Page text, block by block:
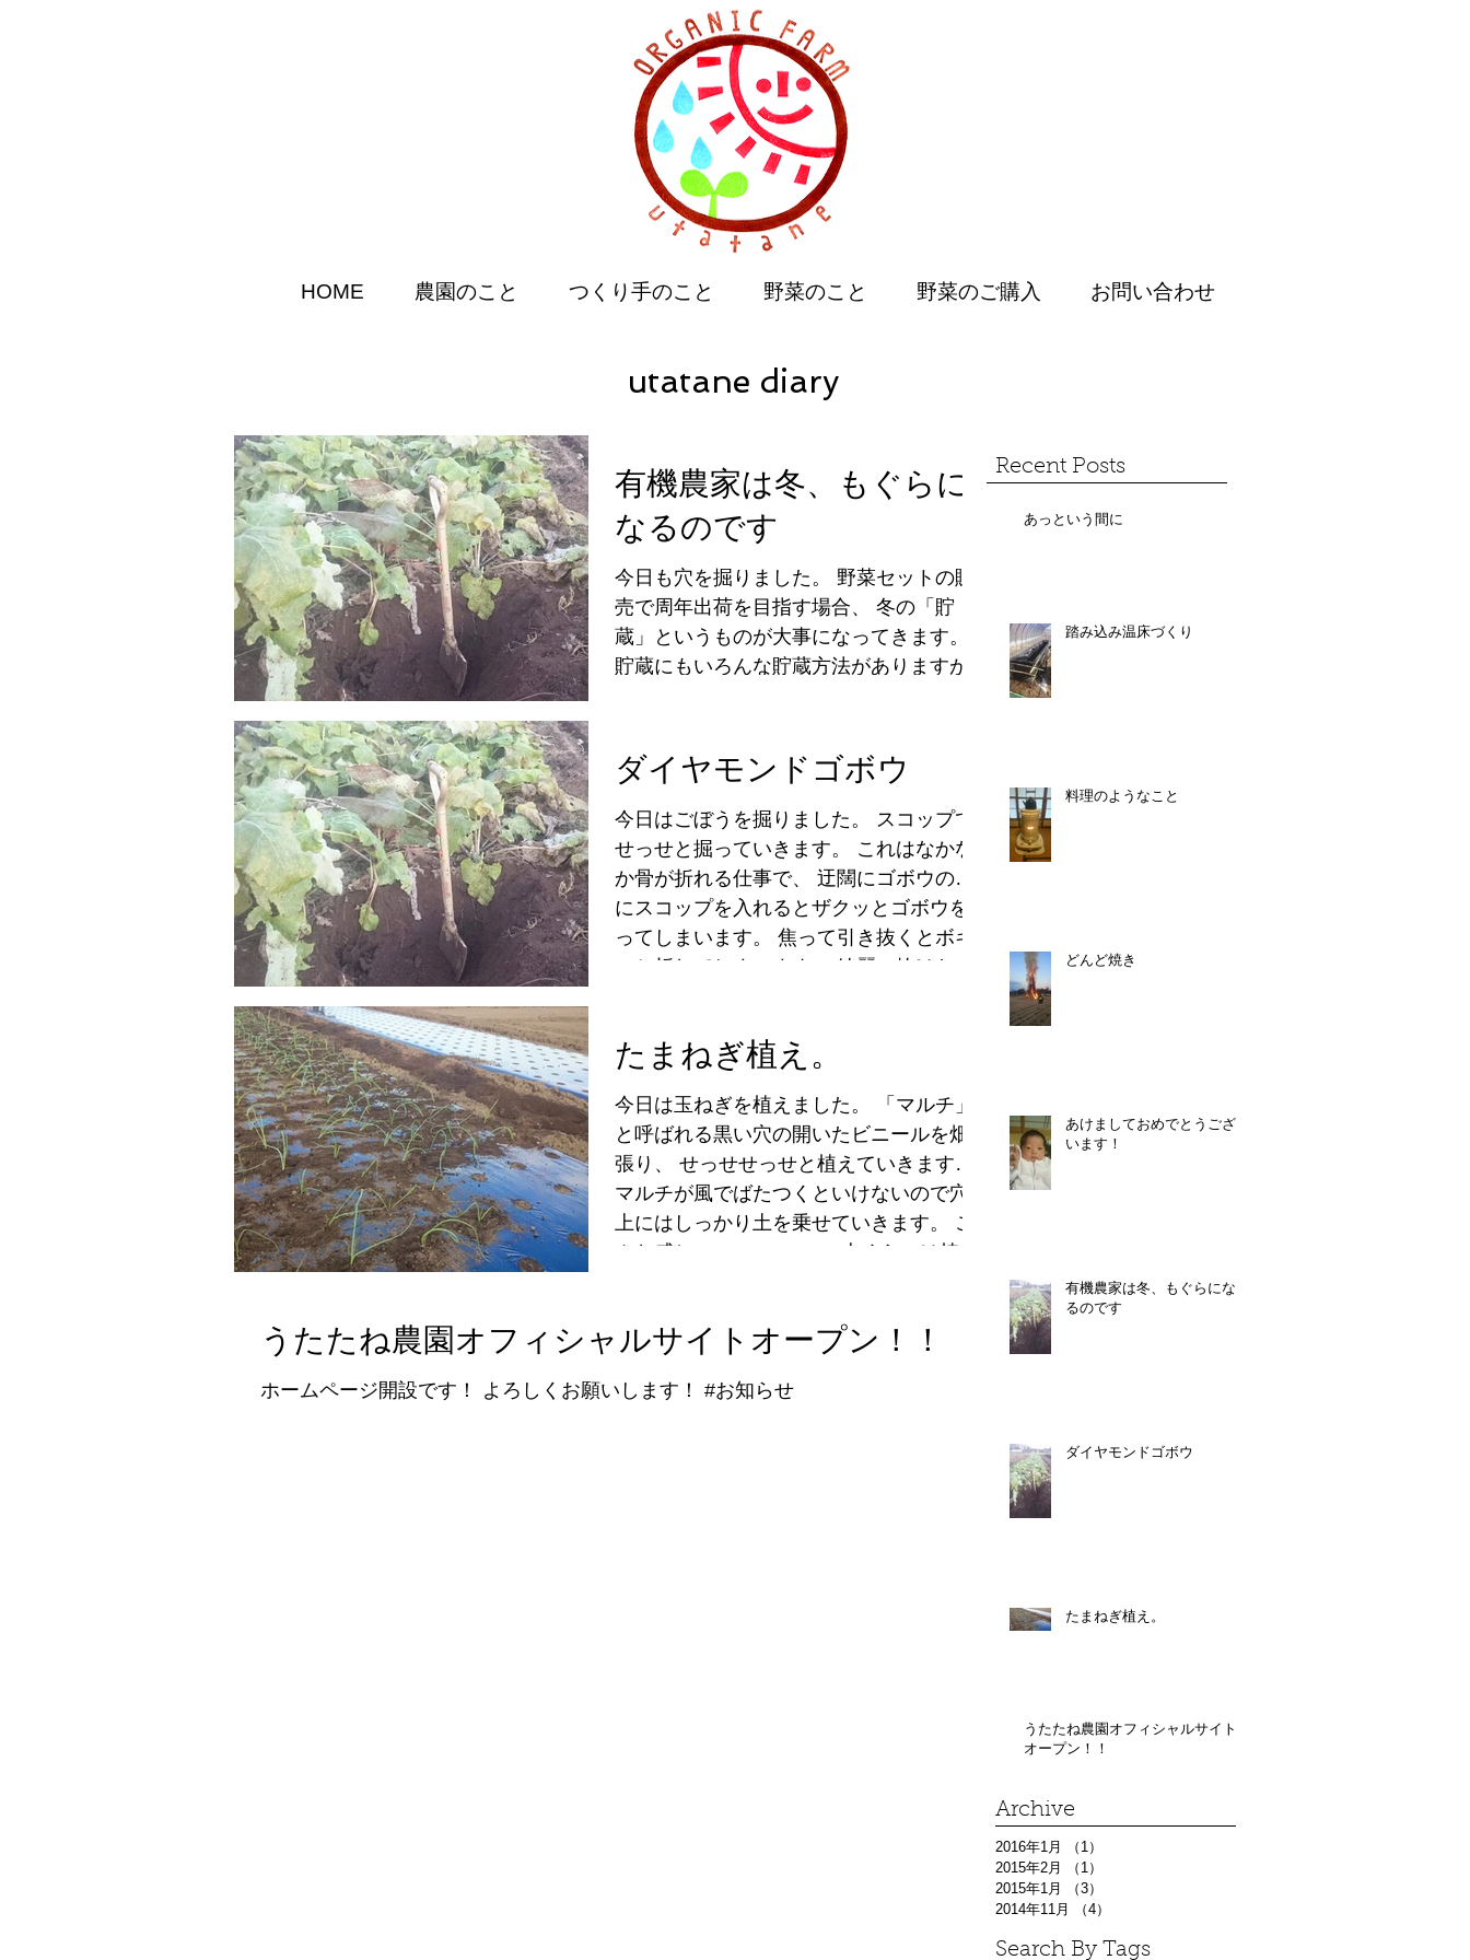
HOME 農園のこと つくり手のこと 野菜のこと 野菜のご購入 お問い合わせ
utatane diary
有機農家は冬、もぐらに
なるのです
今日も穴を掘りました。 野菜セットの販
売で周年出荷を目指す場合、 冬の「貯
蔵」というものが大事になってきます。
貯蔵にもいろんな貯蔵方法がありますが、
ウ掘りの穴がコチラ...
ダイヤモンドゴボウ
今日はごぼうを掘りました。 スコップで
せっせと掘っていきます。 これはなかな
か骨が折れる仕事で、 迂闊にゴボウの際
にスコップを入れるとザクッとゴボウを切
ってしまいます。 焦って引き抜くとボキ
ッと折れてしまいます。 綺麗に抜けた
たまねぎ植え。
今日は玉ねぎを植えました。 「マルチ」
と呼ばれる黒い穴の開いたビニールを畑に
張り、 せっせせっせと植えていきます。
マルチが風でばたつくといけないので穴の
上にはしっかり土を乗せていきます。 こ
んな感じに・・・。 1500本くらいは植え
うたたね農園オフィシャルサイトオープン！！
ホームページ開設です！ よろしくお願いします！ #お知らせ
Recent Posts
あっという間に
踏み込み温床づくり
料理のようなこと
どんど焼き
あけましておめでとうござ
います！
有機農家は冬、もぐらにな
るのです
ダイヤモンドゴボウ
たまねぎ植え。
うたたね農園オフィシャルサイト
オープン！！
Archive
2016年1月 （1）
2015年2月
（1）
2015年1月
（3）
2014年11月
（4）
Search By Tags